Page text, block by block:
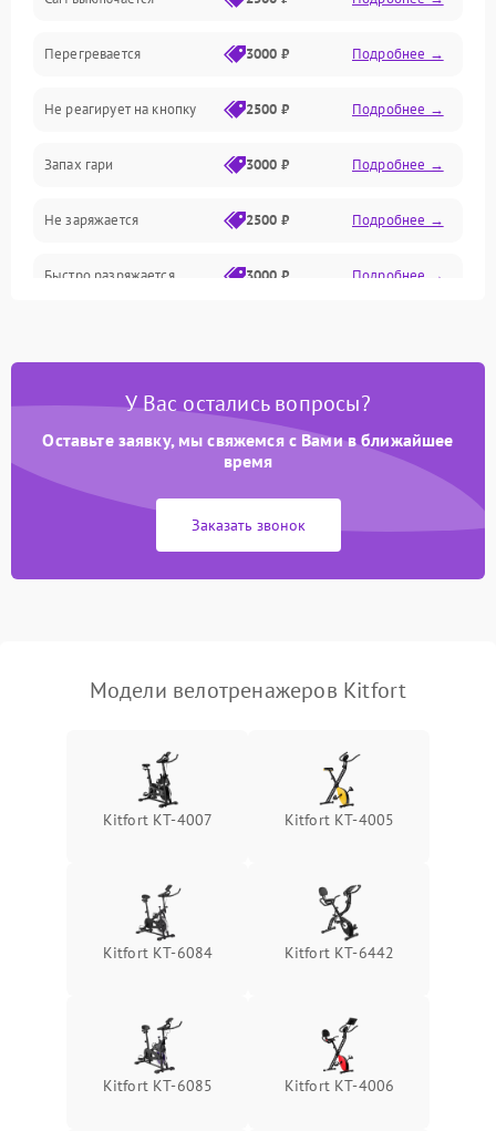
Механические/Электроника
Оптика
Перегревается 3000 ₽ Подробнее →
Не реагирует на кнопку 2500 ₽ Подробнее →
Запах гари 3000 ₽ Подробнее →
Не заряжается 2500 ₽ Подробнее →
Быстро разряжается 3000 ₽ Подробнее →
У Вас остались вопросы?
Оставьте заявку, мы свяжемся с Вами в ближайшее
время
Заказать звонок
Модели велотренажеров Kitfort
Kitfort КТ-4007 Kitfort КТ-4005
Kitfort КТ-6084 Kitfort КТ-6442
Kitfort КТ-6085 Kitfort КТ-4006